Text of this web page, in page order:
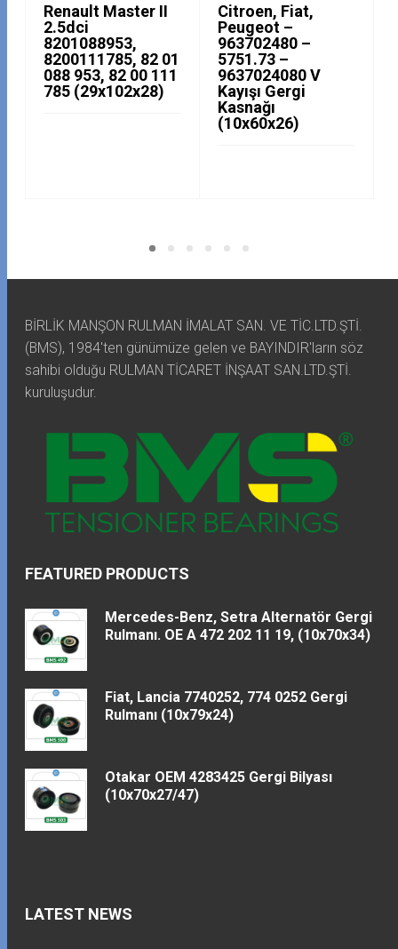
Renault Master II
2.5dci
8201088953,
8200111785, 82 01
088 953, 82 00 111
785 (29x102x28)
Citroen, Fiat,
Peugeot –
963702480 –
5751.73 –
9637024080 V
Kayışı Gergi
Kasnağı
(10x60x26)
BİRLİK MANŞON RULMAN İMALAT SAN. VE TİC.LTD.ŞTİ.
(BMS), 1984'ten günümüze gelen ve BAYINDIR'ların söz
sahibi olduğu RULMAN TİCARET İNŞAAT SAN.LTD.ŞTİ.
kuruluşudur.
FEATURED PRODUCTS
Mercedes-Benz, Setra Alternatör Gergi
Rulmanı. OE A 472 202 11 19, (10x70x34)
Fiat, Lancia 7740252, 774 0252 Gergi
Rulmanı (10x79x24)
Otakar OEM 4283425 Gergi Bilyası
(10x70x27/47)
LATEST NEWS